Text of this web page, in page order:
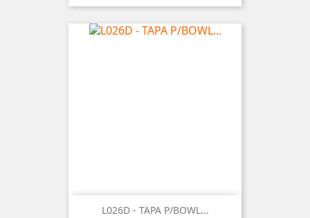
L026D - TAPA P/BOWL...